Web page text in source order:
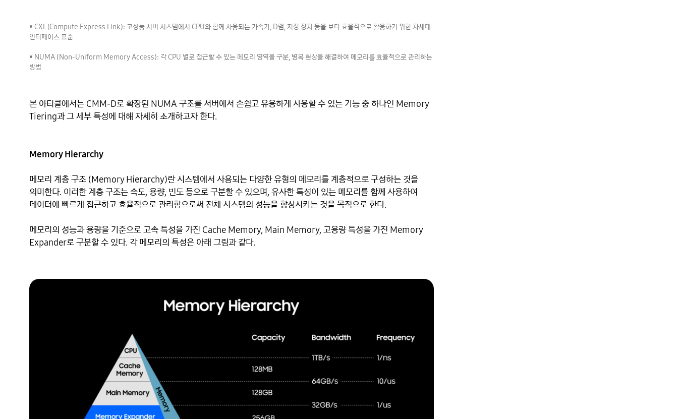
• CXL (Compute Express Link): 고성능 서버 시스템에서 CPU와 함께 사용되는 가속기, D램, 저장 장치 등을 보다 효율적으로 활용하기 위한 차세대
인터페이스 표준
• NUMA (Non-Uniform Memory Access): 각 CPU 별로 접근할 수 있는 메모리 영역을 구분, 병목 현상을 해결하여 메모리를 효율적으로 관리하는
본 아티클에서는 CMM-D로 확장된 NUMA 구조를 서버에서 손쉽고 유용하게 사용할 수 있는 기능 중 하나인 Memory
Tiering과 그 세부 특성에 대해 자세히 소개하고자 한다.
Memory Hierarchy
메모리 계층 구조 (Memory Hierarchy)란 시스템에서 사용되는 다양한 유형의 메모리를 계층적으로 구성하는 것을
의미한다. 이러한 계층 구조는 속도, 용량, 빈도 등으로 구분할 수 있으며, 유사한 특성이 있는 메모리를 함께 사용하여
데이터에 빠르게 접근하고 효율적으로 관리함으로써 전체 시스템의 성능을 향상시키는 것을 목적으로 한다.
메모리의 성능과 용량을 기준으로 고속 특성을 가진 Cache Memory, Main Memory, 고용량 특성을 가진 Memory
Expander로 구분할 수 있다. 각 메모리의 특성은 아래 그림과 같다.